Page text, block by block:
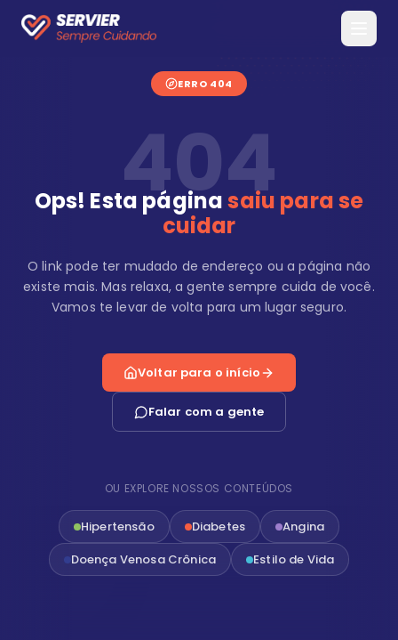
ERRO 404
404
Ops! Esta páginasaiu para se
cuidar
O link pode ter mudado de endereço ou a página não
existe mais. Mas relaxa, a gente sempre cuida de você.
Vamos te levar de volta para um lugar seguro.
Voltar para o início
Falar com a gente
OU EXPLORE NOSSOS CONTEÚDOS
Hipertensão Diabetes
Angina
Doença Venosa Crônica
Estilo de Vida